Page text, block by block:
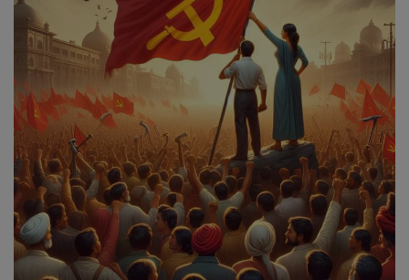
இதர
சந்தா
Language
English Tamil